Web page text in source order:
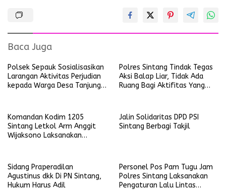
Baca Juga
Polsek Sepauk Sosialisasikan
Larangan Aktivitas Perjudian
kepada Warga Desa Tanjung
Polres Sintang Tindak Tegas
Aksi Balap Liar, Tidak Ada
Ruang Bagi Aktifitas Yang
Komandan Kodim 1205
Sintang Letkol Arm Anggit
Wijaksono Laksanakan
Jalin Solidaritas DPD PSI
Sintang Berbagi Takjil
Sidang Praperadilan
Agustinus dkk Di PN Sintang,
Hukum Harus Adil
Personel Pos Pam Tugu Jam
Polres Sintang Laksanakan
Pengaturan Lalu Lintas